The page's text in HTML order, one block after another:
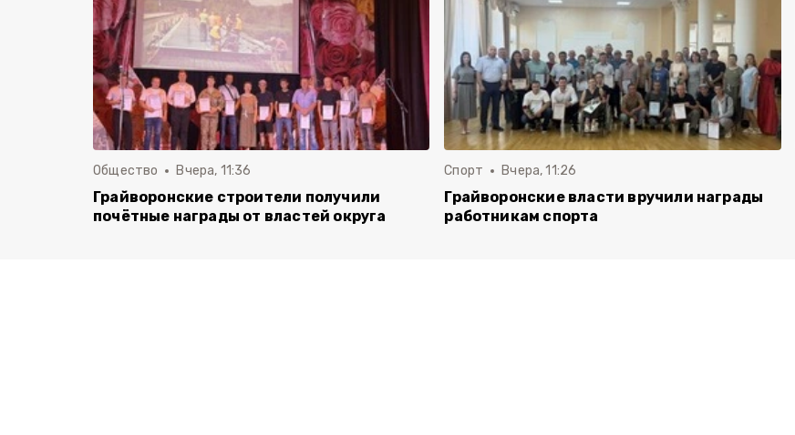
Общество Вчера, 11:36
Грайворонские строители получили
почётные награды от властей округа
Спорт Вчера, 11:26
Грайворонские власти вручили награды
работникам спорта